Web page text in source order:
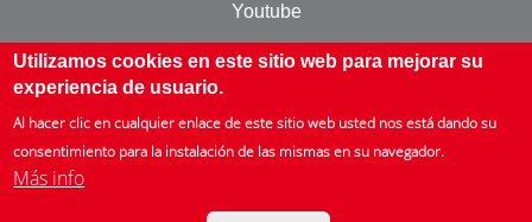
Youtube
Otros
Què és l'ISTAS
© ISTAS, Instituto Sindical de Trabajo, Ambiente y Salud. Todos los derechos
Utilizamos cookies en este sitio web para mejorar su
experiencia de usuario.
Al hacer clic en cualquier enlace de este sitio web usted nos está dando su
consentimiento para la instalación de las mismas en su navegador.
Más info